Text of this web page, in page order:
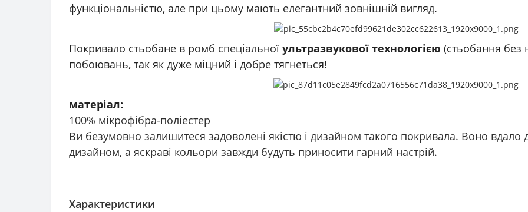
функціональністю, але при цьому мають елегантний зовнішній вигляд.
Покривало стьобане в ромб спеціальної ультразвукової технологією (стьобання без
побоювань, так як дуже міцний і добре тягнеться!
матеріал:
100% мікрофібра-поліестер
Ви безумовно залишитеся задоволені якістю і дизайном такого покривала. Воно вдало
дизайном, а яскраві кольори завжди будуть приносити гарний настрій.
Характеристики